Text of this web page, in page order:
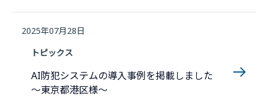
2025年07月28日
トピックス
AI防犯システムの導入事例を掲載しました
〜東京都港区様〜